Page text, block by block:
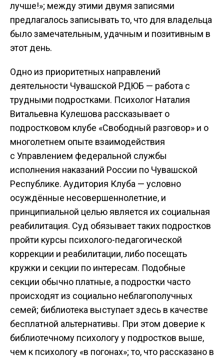
лучше!»; между этими двумя записями
предлагалось записывать то, что для владельца
было замечательным, удачным и позитивным в
этот день.
Одно из приоритетных направлений
деятельности Чувашской РДЮБ — работа с
трудными подростками. Психолог Наталия
Витальевна Кулешова рассказывает о
подростковом клубе «Свободный разговор» и о
многолетнем опыте взаимодействия
с Управлением федеральной службы
исполнения наказаний России по Чувашской
Республике. Аудитория Клуба — условно
осуждённые несовершеннолетние, и
принципиальной целью является их социальная
реабилитация. Суд обязывает таких подростков
пройти курсы психолого-педагогической
коррекции и реабилитации, либо посещать
кружки и секции по интересам. Подобные
секции обычно платные, а подростки часто
происходят из социально неблагополучных
семей; библиотека выступает здесь в качестве
бесплатной альтернативы. При этом доверие к
библиотечному психологу у подростков выше,
чем к психологу «в погонах»; то, что рассказано в